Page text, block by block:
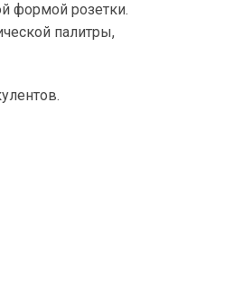
формой розетки.
палитры,